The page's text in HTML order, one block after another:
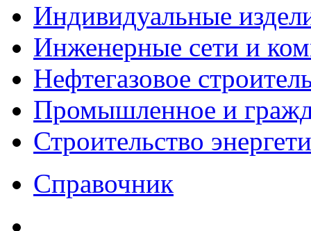
Индивидуальные
Инженерные сети и
Нефтегазовое
Промышленное и
Строительство
Справочник